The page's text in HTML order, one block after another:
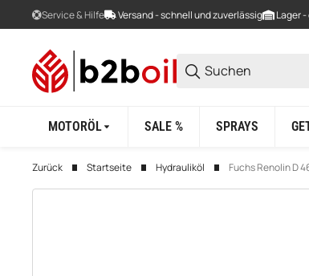
Service & Hilfe Versand - schnell und zuverlässig Lager
MOTORÖL SALE % SPRAYS
Zurück Startseite Hydrauliköl Fuchs Renolin D